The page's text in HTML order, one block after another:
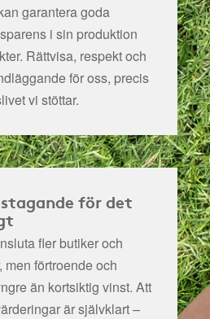
garantera goda
i sin produktion
Rättvisa, respekt och
för oss, precis
vi stöttar.
för det
fler butiker och
men förtroende och
än kortsiktig vinst. Att
är självklart –